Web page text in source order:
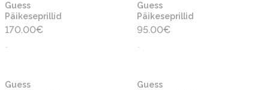
Guess
Päikeseprillid
170.00€
-
Guess
Päikeseprillid
95.00€
-
Guess
Guess